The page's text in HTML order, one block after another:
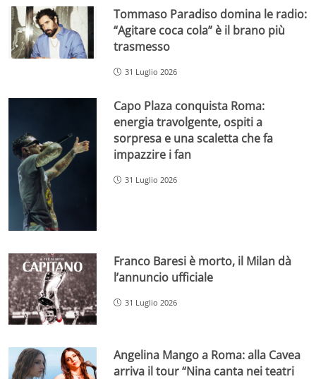
Tommaso Paradiso domina le radio:
“Agitare coca cola” è il brano più
trasmesso
31 Luglio 2026
Capo Plaza conquista Roma:
energia travolgente, ospiti a
sorpresa e una scaletta che fa
impazzire i fan
31 Luglio 2026
Franco Baresi è morto, il Milan dà
l’annuncio ufficiale
31 Luglio 2026
Angelina Mango a Roma: alla Cavea
arriva il tour “Nina canta nei teatri